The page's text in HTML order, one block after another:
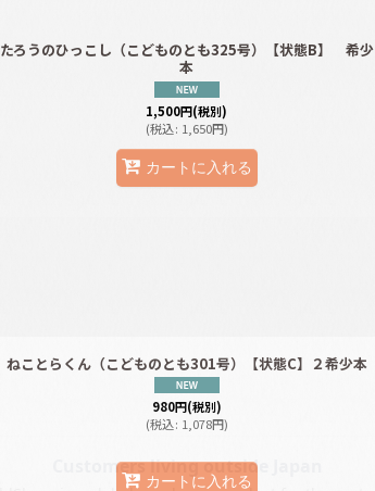
たろうのひっこし（こどものとも325号）【状態B】 希少
本
1,500円(税別)
(税込: 1,650円)
カートに入れる
ねことらくん（こどものとも301号）【状態C】２希少本
980円(税別)
(税込: 1,078円)
カートに入れる